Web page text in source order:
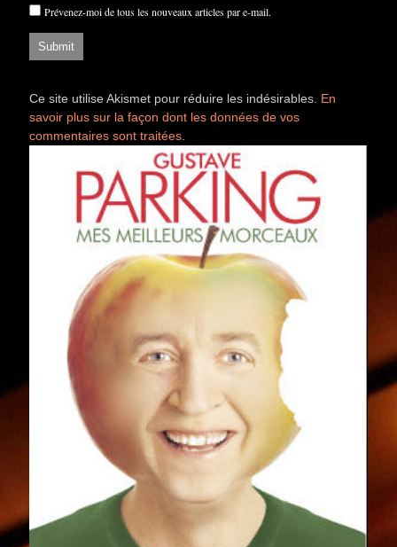
Prévenez-moi de tous les nouveaux articles par e-mail.
Ce site utilise Akismet pour réduire les indésirables. En
savoir plus sur la façon dont les données de vos
commentaires sont traitées.